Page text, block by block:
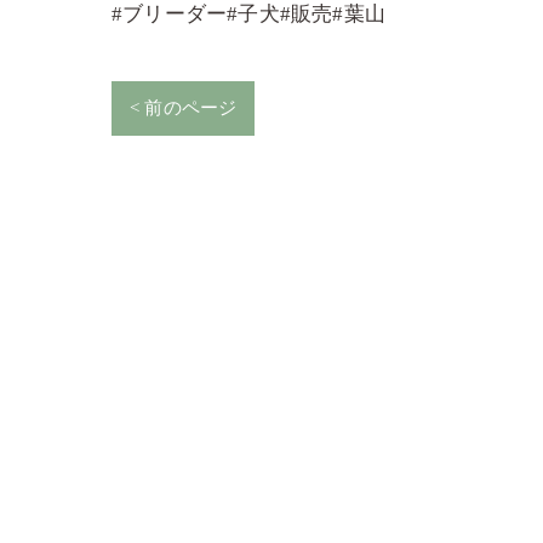
#ブリーダー#子犬#販売#葉山
< 前のページ